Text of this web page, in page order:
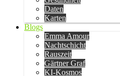
Daten
Karten
Blogs
Emma Amour
Nachtschicht
Rauszeit
Gärtner Graf
KI-Kosmos